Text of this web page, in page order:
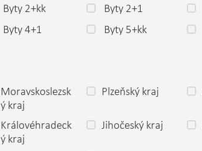
Byty 2+kk Byty 2+1
Byty 4+1 Byty 5+kk
Moravskoslezsk
ý kraj
Plzeňský kraj
Královéhradeck
ý kraj
Jihočeský kraj